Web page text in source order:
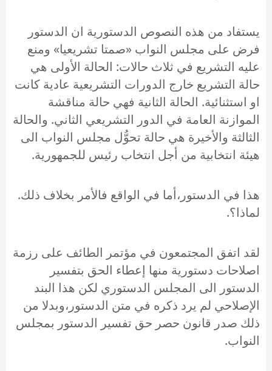
يستفاد من هذه النصوص الدستورية ان الدستور
فرض على مجلس النواب «صمتا تشريعيا» ومنع
عليه التشريع في ثلاث حالات: الحالة الأولى هي
حالة التشريع خارج الدورات التشريعية عادية كانت
او استثنائية. الحالة الثانية فهي حالة مناقشة
الموازنة العامة في الدور التشريعي الثاني. والحالة
الثالثة والأخيرة هي حالة تحوُّل مجلس النواب الى
هيئة انتخابية من أجل انتخاب رئيس للجمهورية.
هذا في الدستور،أما في الواقع فالأمر بخلاف ذلك.
لماذا؟.
لقد اتفق المجتمعون في مؤتمر الطائف على رزمة
اصلاحات دستورية منها إعطاء الحق بتفسير
الدستور الى المجلس الدستوري لكن هذا البند
الإصلاحي لم يرد ذكره في متن الدستور،وبدلا من
ذلك صدر قانون حصر حق تفسير الدستور بمجلس
النواب.